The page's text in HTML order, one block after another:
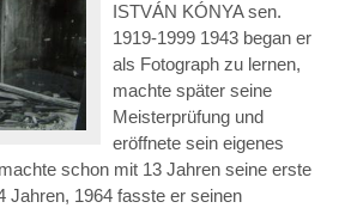
ISTVÁN KÓNYA sen.
1919-1999 1943 began er
als Fotograph zu lernen,
machte später seine
Meisterprüfung und
eröffnete sein eigenes
schon mit 13 Jahren seine erste
Jahren, 1964 fasste er seinen